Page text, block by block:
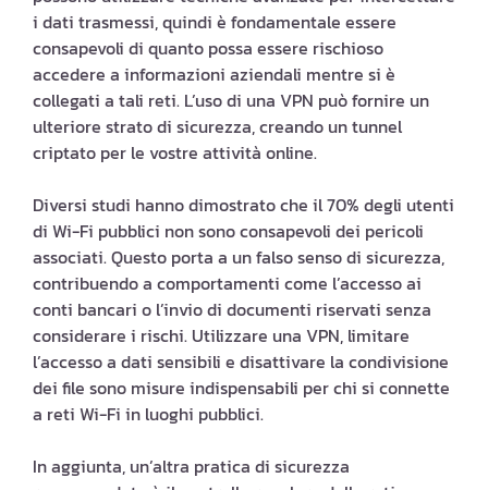
i dati trasmessi, quindi è fondamentale essere
consapevoli di quanto possa essere rischioso
accedere a informazioni aziendali mentre si è
collegati a tali reti. L’uso di una VPN può fornire un
ulteriore strato di sicurezza, creando un tunnel
criptato per le vostre attività online.
Diversi studi hanno dimostrato che il 70% degli utenti
di Wi-Fi pubblici non sono consapevoli dei pericoli
associati. Questo porta a un falso senso di sicurezza,
contribuendo a comportamenti come l’accesso ai
conti bancari o l’invio di documenti riservati senza
considerare i rischi. Utilizzare una VPN, limitare
l’accesso a dati sensibili e disattivare la condivisione
dei file sono misure indispensabili per chi si connette
a reti Wi-Fi in luoghi pubblici.
In aggiunta, un’altra pratica di sicurezza